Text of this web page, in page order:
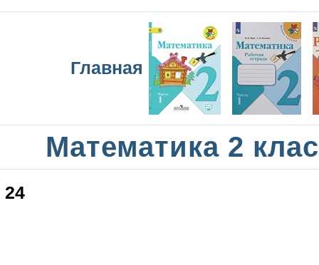
Главная
Математика 2
24